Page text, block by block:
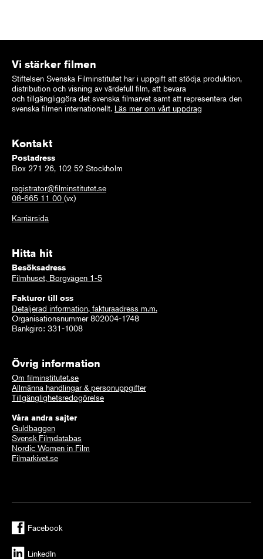
Vi stärker filmen
Stiftelsen Svenska Filminstitutet har i uppgift att stödja produktion,
distribution och visning av värdefull film, att bevara
och tillgängliggöra det svenska filmarvet samt att representera den
svenska filmen internationellt. Läs mer om vårt uppdrag
Kontakt
Postadress
Box 271 26, 102 52 Stockholm
registrator@filminstitutet.se
08-665 11 00 (vx)
Karriärsida
Hitta hit
Besöksadress
Filmhuset, Borgvägen 1-5
Fakturor till oss
Detaljerad information, fakturaadress m.m.
Organisationsnummer 802004-1748
Bankgiro: 331-1008
Övrig information
Om filminstitutet.se
Allmänna handlingar & personuppgifter
Tillgänglighetsredogörelse
Våra andra sajter
Guldbaggen
Svensk Filmdatabas
Nordic Women in Film
Filmarkivet.se
Facebook
LinkedIn